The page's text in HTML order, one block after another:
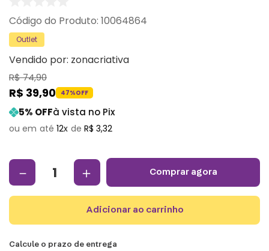
: 10064864
Outlet
Vendido por: zonacriativa
R$74,90
R$ 39,90 47%OFF
5% OFFà vista no Pix
12 R$ 3,32
＋
－ comprar agora
adicionar ao carrinho